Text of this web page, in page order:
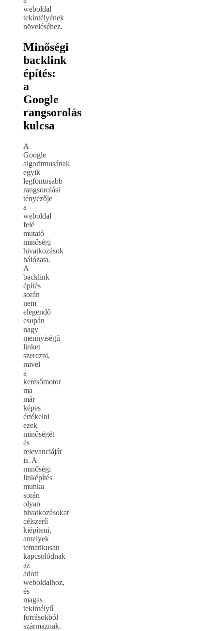
weboldal
tekintélyének
növeléséhez.
Minőségi
backlink
építés:
a
Google
rangsorolás
kulcsa
A
Google
algoritmusának
egyik
legfontosabb
rangsorolási
tényezője
a
weboldal
felé
mutató
minőségi
hivatkozások
hálózata.
A
backlink
építés
során
nem
elegendő
csupán
nagy
mennyiségű
linket
szerezni,
mivel
a
keresőmotor
ma
már
képes
értékelni
ezek
minőségét
és
relevanciáját
is. A
minőségi
linképítés
munka
során
olyan
hivatkozásokat
célszerű
kiépíteni,
amelyek
tematikusan
kapcsolódnak
az
adott
weboldalhoz,
és
magas
tekintélyű
forrásokból
származnak.